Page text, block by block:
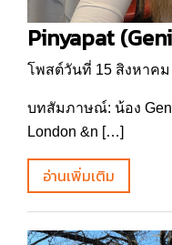
Pinyapat
โพสต์วันที่ 15 สิงหาคม
บทสัมภาษณ์: น้อง
London &n […]
อ่านเพิ่มเติม